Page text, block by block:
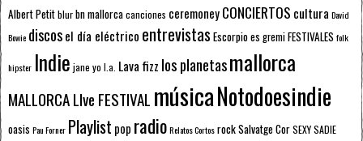
Albert Petitblurbn mallorcacanciones ceremoneyCONCIERTOS cultura David
Bowie discosel día eléctrico entrevistas Escorpioes gremiFESTIVALES folk
hipster Indie jane yo l.a. Lava fizz los planetasmallorca
MALLORCA LIve FESTIVAL músicaNotodoesindie
oasis Pau Forner Playlist pop radioRelatos CortosrockSalvatge CorSEXY SADIE